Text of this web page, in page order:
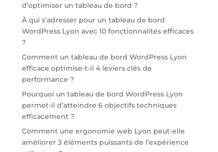
d’optimiser un tableau de bord ?
À qui s’adresser pour un tableau de bord
WordPress Lyon avec 10 fonctionnalités efficaces
?
Comment un tableau de bord WordPress Lyon
efficace optimise-t-il 4 leviers clés de
performance ?
Pourquoi un tableau de bord WordPress Lyon
permet-il d’atteindre 6 objectifs techniques
efficacement ?
Comment une ergonomie web Lyon peut-elle
améliorer 3 éléments puissants de l’expérience